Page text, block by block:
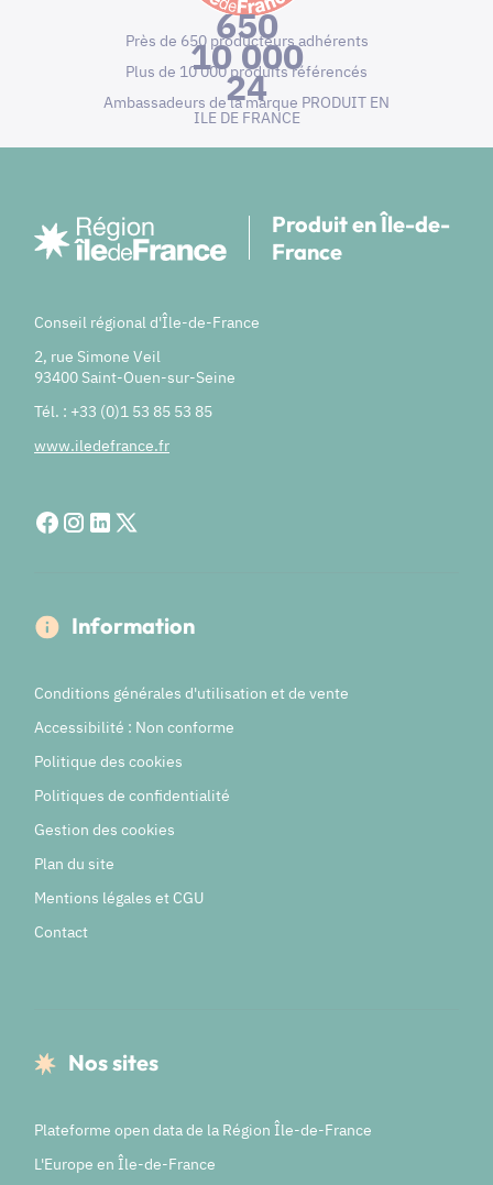
650
Près de 650 producteurs adhérents
10 000
Plus de 10 000 produits référencés
24
Ambassadeurs de la marque PRODUIT EN
ILE DE FRANCE
Produit en Île-de-
France
Conseil régional d'Île-de-France
2, rue Simone Veil
93400 Saint-Ouen-sur-Seine
Tél. : +33 (0)1 53 85 53 85
www.iledefrance.fr
Information
Conditions générales d'utilisation et de vente
Accessibilité : Non conforme
Politique des cookies
Politiques de confidentialité
Gestion des cookies
Plan du site
Mentions légales et CGU
Contact
Nos sites
Plateforme open data de la Région Île-de-France
L'Europe en Île-de-France